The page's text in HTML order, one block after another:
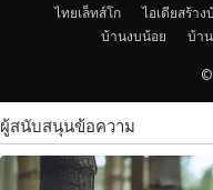
ไทยเล็ทส์โก ไอเดียสร้าง
บ้านงบน้อย
บ้า
©